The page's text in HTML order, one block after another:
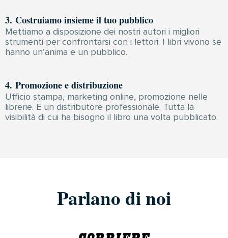
3. Costruiamo insieme il tuo pubblico
Mettiamo a disposizione dei nostri autori i migliori
strumenti per confrontarsi con i lettori. I libri vivono se
hanno un’anima e un pubblico.
4. Promozione e distribuzione
Ufficio stampa, marketing online, promozione nelle
librerie. E un distributore professionale. Tutta la
visibilità di cui ha bisogno il libro una volta pubblicato.
Parlano di noi